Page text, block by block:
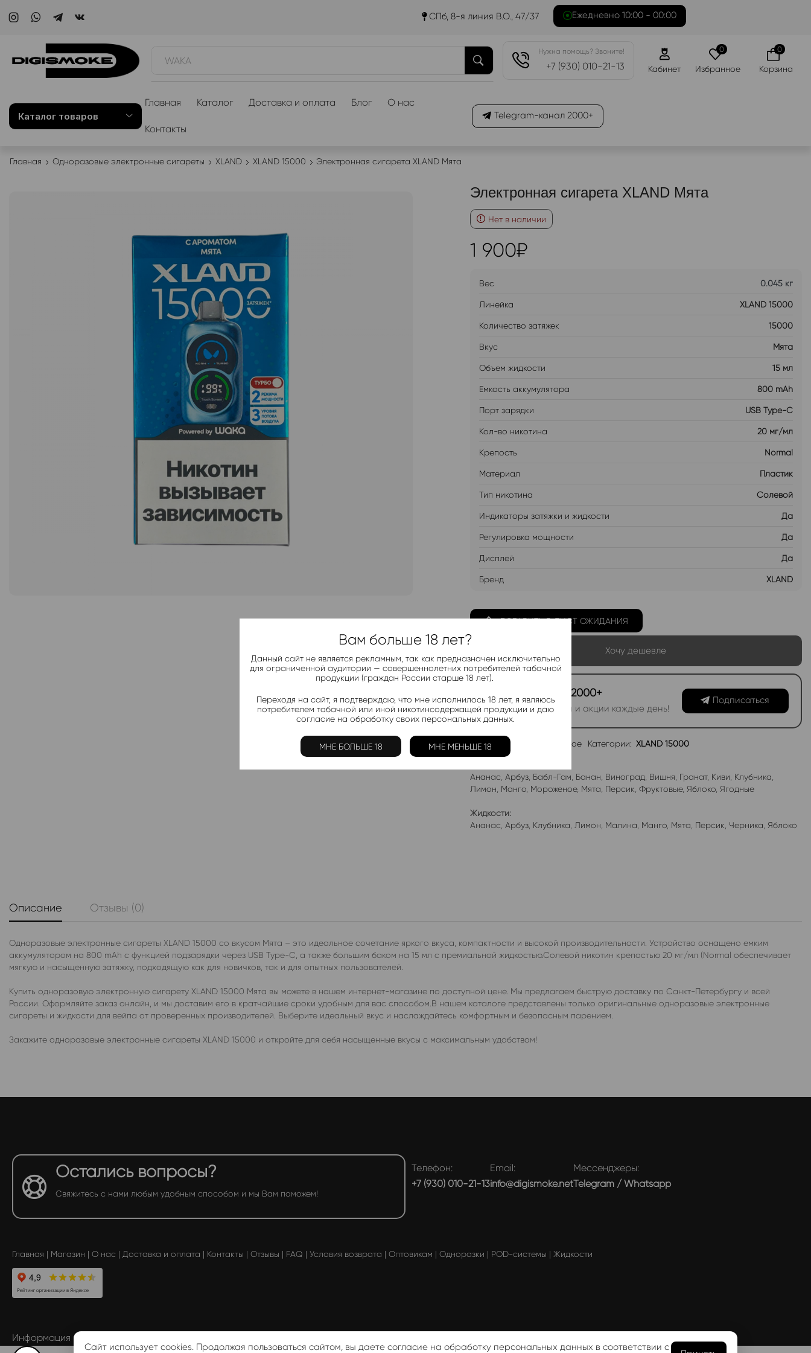
СПб, 8-я линия В.О., 47/37 Ежедневно 10:00 - 00:00
WAKA
Нужна помощь? Звоните!
+7 (930) 010-21-13 Кабинет
0
Избранное
0
Корзина
Каталог товаров
Главная Каталог Доставка и оплата Блог О нас
Контакты
Telegram-канал 2000+
Главная Одноразовые электронные сигареты XLAND XLAND 15000 Электронная сигарета XLAND Мята
Электронная сигарета XLAND Мята
Нет в наличии
1 900₽
Вес 0.045 кг
Линейка XLAND 15000
Количество затяжек 15000
Вкус Мята
Объем жидкости 15 мл
Емкость аккумулятора 800 mAh
Порт зарядки USB Type-C
Кол-во никотина 20 мг/мл
Крепость Normal
Материал Пластик
Тип никотина Солевой
Индикаторы затяжки и жидкости Да
Регулировка мощности Да
Дисплей Да
Бренд XLAND
ДОБАВИТЬ В ЛИСТ ОЖИДАНИЯ
Хочу дешевле
Telegram-канал 2000+
Актуальные новинки и акции каждые день!
Подписаться
Добавить в избранное Категории: XLAND 15000
Ананас Арбуз, Бабл-Гам Банан Виноград Вишня Гранат, Киви Клубника
Лимон Манго, Мороженое, Мята Персик Фруктовые, Яблоко, Ягодные
Жидкости:
Ананас Арбуз, Клубника Лимон Малина Манго, Мята Персик Черника Яблоко
Описание Отзывы (0)
Одноразовые электронные сигареты XLAND 15000 со вкусом Мята – это идеальное сочетание яркого вкуса, компактности и высокой производительности. Устройство оснащено емким
аккумулятором на 800 mAh с функцией подзарядки через USB Type-C, а также большим баком на 15 мл с премиальной жидкостью.Солевой никотин крепостью 20 мг/мл (Normal обеспечивает
мягкую и насыщенную затяжку, подходящую как для новичков, так и для опытных пользователей.
Купить одноразовую электронную сигарету XLAND 15000 Мята вы можете в нашем интернет-магазине по доступной цене. Мы предлагаем быструю доставку по Санкт-Петербургу и всей
России. Оформляйте заказ онлайн, и мы доставим его в кратчайшие сроки удобным для вас способом.В нашем каталоге представлены только оригинальные одноразовые электронные
сигареты и жидкости для вейпа от проверенных производителей. Выберите идеальный вкус и наслаждайтесь комфортным и безопасным парением.
Закажите одноразовые электронные сигареты XLAND 15000 и откройте для себя насыщенные вкусы с максимальным удобством!
Остались вопросы?
Свяжитесь с нами любым удобным способом и мы Вам поможем!
Телефон:
+7 (930) 010-21-13
Email:
info@digismoke.net
Мессенджеры:
Telegram / Whatsapp
Главная | Магазин | О нас | Доставка и оплата | Контакты | Отзывы | FAQ | Условия возврата | Оптовикам | Одноразки | POD-системы | Жидкости
Информация размещенная на сайте, не является публичной офертой ♥ DIGISMOKE 2026
Сайт использует cookies. Продолжая пользоваться сайтом, вы даете согласие на обработку персональных данных в соответствии с
Вам больше 18 лет?
Данный сайт не является рекламным, так как предназначен исключительно
для ограниченной аудитории — совершеннолетних потребителей табачной
продукции (граждан России старше 18 лет).
Переходя на сайт, я подтверждаю, что мне исполнилось 18 лет, я являюсь
потребителем табачной или иной никотинсодержащей продукции и даю
согласие на обработку своих персональных данных.
МНЕ БОЛЬШЕ 18 МНЕ МЕНЬШЕ 18